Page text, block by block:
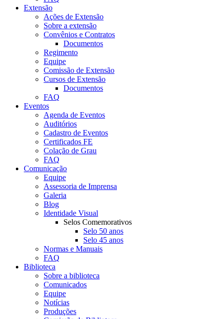
Extensão
Ações de Extensão
Sobre a extensão
Convênios e Contratos
Documentos
Regimento
Equipe
Comissão de Extensão
Cursos de Extensão
Documentos
FAQ
Eventos
Agenda de Eventos
Auditórios
Cadastro de Eventos
Certificados FE
Colação de Grau
FAQ
Comunicação
Equipe
Assessoria de Imprensa
Galeria
Blog
Identidade Visual
Selos Comemorativos
Selo 50 anos
Selo 45 anos
Normas e Manuais
FAQ
Biblioteca
Sobre a biblioteca
Comunicados
Equipe
Notícias
Produções